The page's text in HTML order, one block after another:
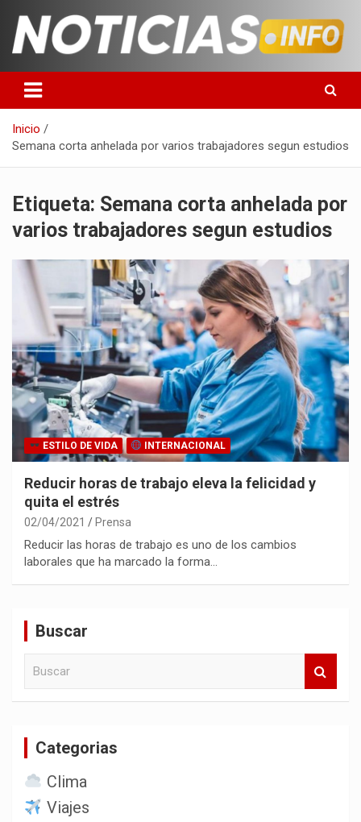
contenido
Noticias en español
Inicio
Semana corta anhelada por varios trabajadores segun estudios
Etiqueta: Semana corta anhelada por
varios trabajadores segun estudios
ESTILO DE VIDA INTERNACIONAL
Reducir horas de trabajo eleva la felicidad y
quita el estrés
02/04/2021 Prensa
Reducir las horas de trabajo es uno de los cambios
laborales que ha marcado la forma…
Buscar
Categorias
Clima
Viajes